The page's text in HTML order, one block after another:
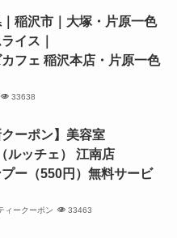
稲沢市｜大塚・片原一色
イス｜
カフェ 稲沢本店・片原一色
33638
クーポン】美容室
ルッチェ） 江南店
ー（550円）無料サービ
ィークーポン 33463